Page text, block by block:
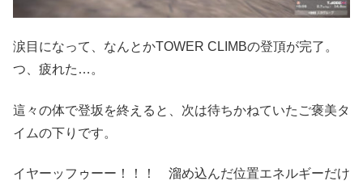
涙目になって、なんとかTOWER CLIMBの登頂が完了。
つ、疲れた…。
這々の体で登坂を終えると、次は待ちかねていたご褒美タ
イムの下りです。
イヤーッフゥーー！！！ 溜め込んだ位置エネルギーだけ